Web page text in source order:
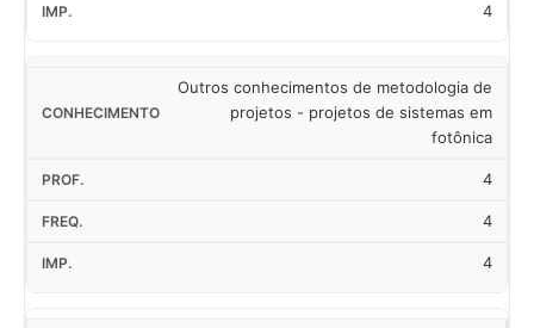
4
Outros conhecimentos de metodologia de
projetos - projetos de sistemas em
fotônica
4
4
4